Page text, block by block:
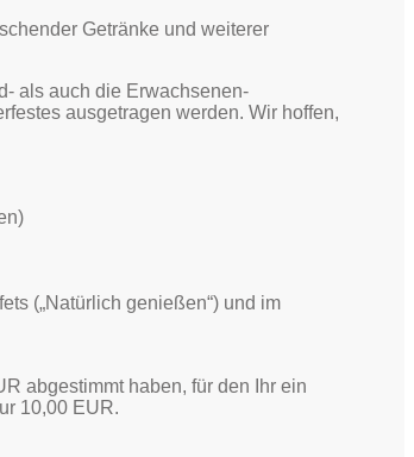
Getränke und weiterer
als auch die Erwachsenen-
ausgetragen werden. Wir hoffen,
(„Natürlich genießen“) und im
abgestimmt haben, für den Ihr ein
10,00 EUR.